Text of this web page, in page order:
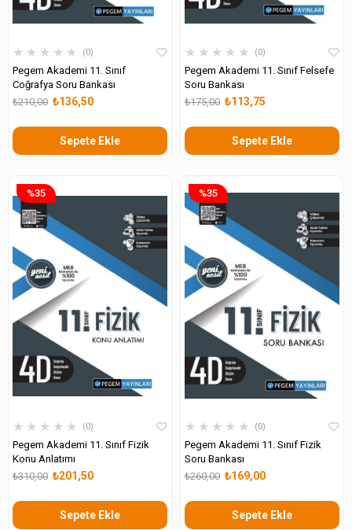
★ ★ ★ ★ ★ 0
Pegem Akademi 11. Sınıf
Coğrafya Soru Bankası
₺136,50
₺210,00
Sepete Ekle
★ ★ ★ ★ ★ 0
Pegem Akademi 11. Sınıf Felsefe
Soru Bankası
₺113,75
₺175,00
Sepete Ekle
★ ★ ★ ★ ★ 0
Pegem Akademi 11. Sınıf Fizik
Konu Anlatımı
₺201,50
₺310,00
Sepete Ekle
%35
★ ★ ★ ★ ★ 0
Pegem Akademi 11. Sınıf Fizik
Soru Bankası
₺169,00
₺260,00
Sepete Ekle
%35